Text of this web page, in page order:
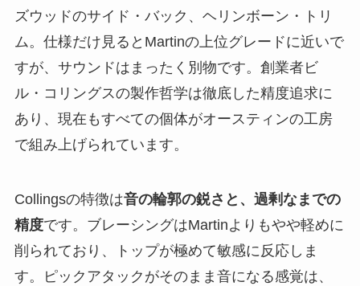
ズウッドのサイド・バック、ヘリンボーン・トリ
ム。仕様だけ見るとMartinの上位グレードに近いで
すが、サウンドはまったく別物です。創業者ビ
ル・コリングスの製作哲学は徹底した精度追求に
あり、現在もすべての個体がオースティンの工房
で組み上げられています。
Collingsの特徴は音の輪郭の鋭さと、過剰なまでの
精度です。ブレーシングはMartinよりもやや軽めに
削られており、トップが極めて敏感に反応しま
す。ピックアタックがそのまま音になる感覚は、